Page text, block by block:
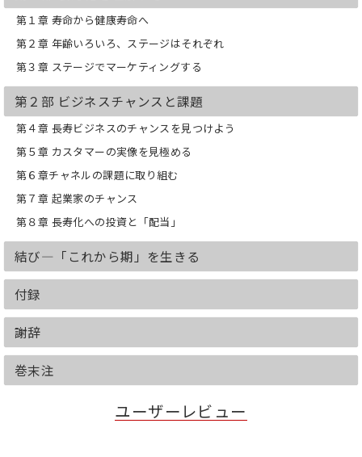
に入れる手法は、すでに通用しなくなっ
本書では、今後ますます拡大する65歳以
上の層を真の意味で理解してビジネスチ
ャンスにつなげるため、
年齢（エイジ）ではなく、個々の人生の
ステージに着目する重要性を示し、
多様な人生をとらえるための新しいフレ
ームワークを提案します。
【推薦の言葉】
て成功するための個人授業だ。この市場
「高齢化」について今までに知っていた
ことを全部、見直したくなるだろう。
―ジョー・アン・ジェンキンス（AARP
りに考えるか。それとも、高齢化はビジ
ネスや政策にイノベーションを起こすチ
する、と考えるか。本書は、後者の見方
へと導いてくれる良書である。
―ミシェル・A・ウィリアムズ（ハーバ
第１章 寿命から健康寿命へ
第２章 年齢いろいろ、ステージはそれぞれ
第３章 ステージでマーケティングする
第２部 ビジネスチャンスと課題
第４章 長寿ビジネスのチャンスを見つけよう
第５章 カスタマーの実像を見極める
第６章チャネルの課題に取り組む
第７章 起業家のチャンス
第８章 長寿化への投資と「配当」
結び―「これから期」を生きる
付録
謝辞
巻末注
ユーザーレビュー